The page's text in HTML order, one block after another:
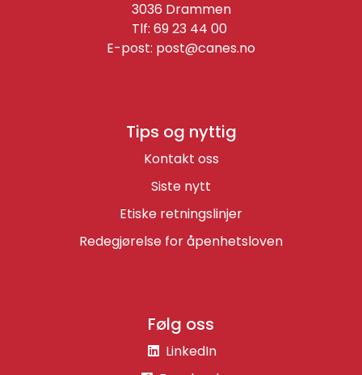
Tips og nyttig
Kontakt oss
Siste nytt
Etiske retningslinjer
Redegjørelse for åpenhetsloven
Følg oss
LinkedIn
3036 Drammen
Tlf: 69 23 44 00
E-post: post@canes.no